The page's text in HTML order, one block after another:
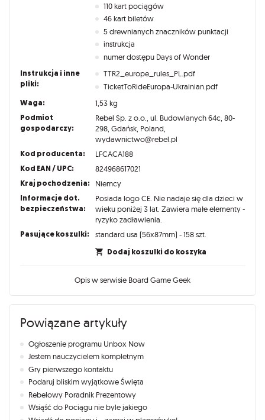
110 kart pociągów
46 kart biletów
5 drewnianych znaczników punktacji
instrukcja
numer dostępu Days of Wonder
Instrukcja i inne
pliki:
TTR2_europe_rules_PL.pdf
TicketToRideEuropa-Ukrainian.pdf
Waga: 1,53 kg
Podmiot
gospodarczy:
Rebel Sp. z o.o., ul. Budowlanych 64c, 80-
298, Gdańsk, Poland,
wydawnictwo@rebel.pl
Kod producenta: LFCACA188
Kod EAN / UPC: 824968617021
Kraj pochodzenia: Niemcy
Informacje dot.
bezpieczeństwa:
Posiada logo CE. Nie nadaje się dla dzieci w
wieku poniżej 3 lat. Zawiera małe elementy -
ryzyko zadławienia.
Pasujące koszulki: standard usa (56x87mm) - 158 szt.
Dodaj koszulki do koszyka
Opis w serwisie Board Game Geek
Powiązane artykuły
Ogłoszenie programu Unbox Now
Jestem nauczycielem kompletnym
Gry pierwszego kontaktu
Podaruj bliskim wyjątkowe Święta
Rebelowy Poradnik Prezentowy
Wsiąść do Pociągu nie byle jakiego